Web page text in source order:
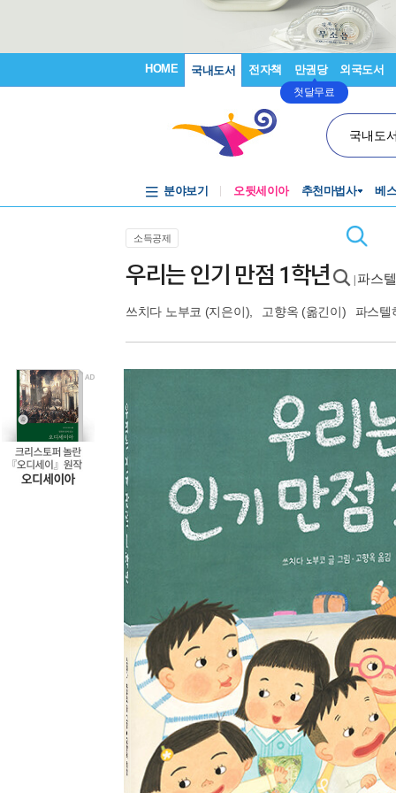
HOME 국내도서 전자책 만권당
첫달무료
외국도서
국내도
분야보기 오뒷세이아 추천마법사 베
소득공제
우리는 인기 만점 1학년 파스
쓰치다 노부코 (지은이), 고향옥 (옮긴이) 파스텔